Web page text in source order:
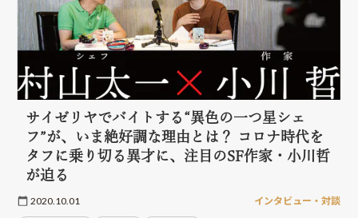
サイゼリヤでバイトする“異色の一つ星シェ
フ”が、いま絶好調な理由とは？ コロナ時代を
タフに乗り切る異才に、注目のSF作家・小川哲
が迫る
2020.10.01 インタビュー・対談